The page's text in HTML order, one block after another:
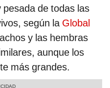
de todas las
según la Global
y las hembras
aunque los
más grandes.